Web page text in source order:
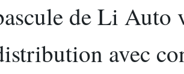
de Li Auto
avec